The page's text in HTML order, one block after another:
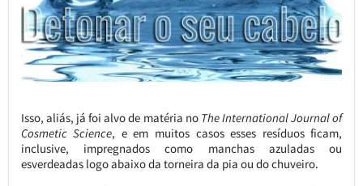
Isso, aliás, já foi alvo de matéria no The International Journal of
Cosmetic Science, e em muitos casos esses resíduos ficam,
inclusive, impregnados como manchas azuladas ou
esverdeadas logo abaixo da torneira da pia ou do chuveiro.